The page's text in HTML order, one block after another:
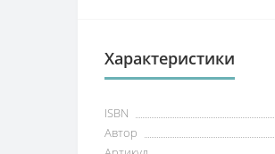
Характеристики
ISBN
Автор